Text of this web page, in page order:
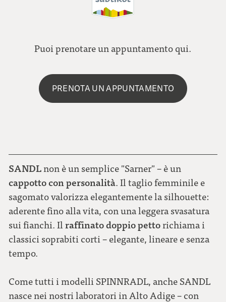
Puoi prenotare un appuntamento qui.
PRENOTA UN APPUNTAMENTO
SANDLnon è un semplice "Sarner" – è un
cappotto con personalità. Il taglio femminile e
sagomato valorizza elegantemente la silhouette:
aderente fino alla vita, con una leggera svasatura
sui fianchi. Ilraffinato doppio petto richiama i
classici soprabiti corti – elegante, lineare e senza
tempo.
Come tutti i modelli SPINNRADL, anche SANDL
nasce nei nostri laboratori in Alto Adige – con